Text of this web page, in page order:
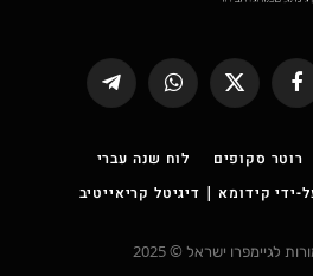
פייסבוק
X
(טוויטר)
WhatsApp
Telegram
רוטר סקופים
לוח שנה עברי
ידי קידומא | דיגיטל קריאייטיב
לגיימפרו ישראל © 2025